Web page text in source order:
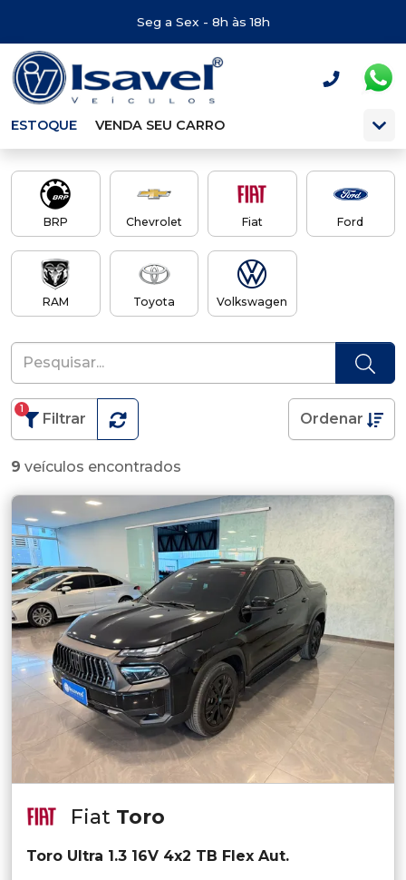
Seg a Sex - 8h às 18h
ESTOQUE VENDA SEU CARRO
BRP Chevrolet Fiat Ford
RAM Toyota Volkswagen
Filtrar
1
Ordenar
9 veículos encontrados
Fiat Toro
Toro Ultra 1.3 16V 4x2 TB Flex Aut.